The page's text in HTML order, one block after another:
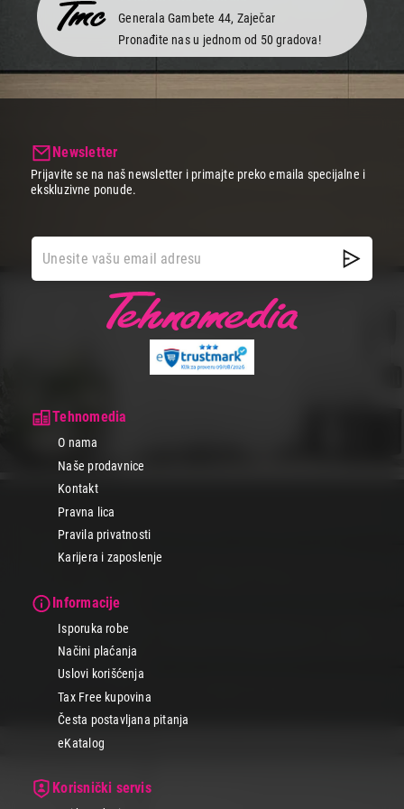
Generala Gambete 44, Zaječar
Pronađite nas u jednom od 50 gradova!
Tehnomedia
O nama
Naše prodavnice
Kontakt
Pravna lica
Pravila privatnosti
Karijera i zaposlenje
Informacije
Isporuka robe
Načini plaćanja
Uslovi korišćenja
Tax Free kupovina
Česta postavljana pitanja
eKatalog
Korisnički servis
Newsletter
Prijavite se na naš newsletter i primajte preko emaila specijalne i
ekskluzivne ponude.